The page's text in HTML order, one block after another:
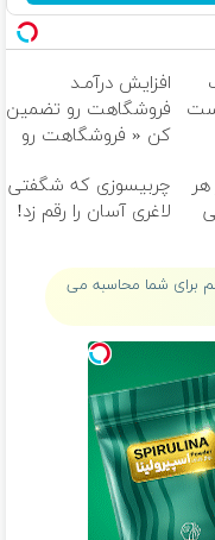
افزایش درآمـد
فروشگاهت رو تضمین
کن « فروشگاهت رو
هر
چربیسوزی که شگفتی
لاغری آسان را رقم زد!
برای شما محاسبه می